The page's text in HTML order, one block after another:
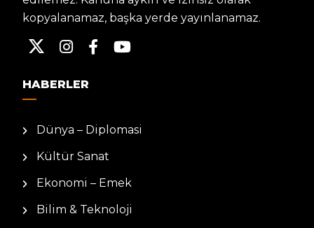
kopyalanamaz, başka yerde yayınlanamaz.
HABERLER
Dünya – Diplomasi
Kültür Sanat
Ekonomi – Emek
Bilim & Teknoloji